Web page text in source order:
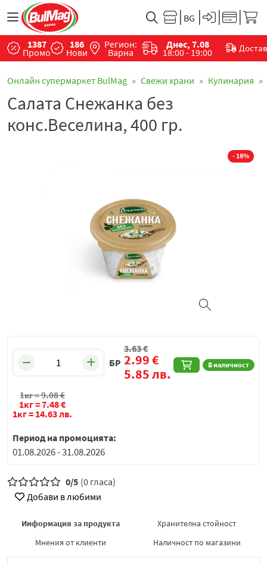
1387
Промо
186
Нови
Регион:
Варна
Днес, 7.08
18:00 - 19:00
Онлайн супермаркет BulMag Свежи храни Кулинария
Салата Снежанка без
конс.Веселина, 400 гр.
- 18%
БР В наличност
3.63€
2.99€
5.85лв.
1кг =9.08€
1кг =7.48€
1кг = 14.63лв.
Период на промоцията:
01.08.2026 - 31.08.2026
0/5 (0 гласа)
Добави в любими
Информация за продукта
Хранителна стойност
Мнения от клиенти
Наличност по магазини